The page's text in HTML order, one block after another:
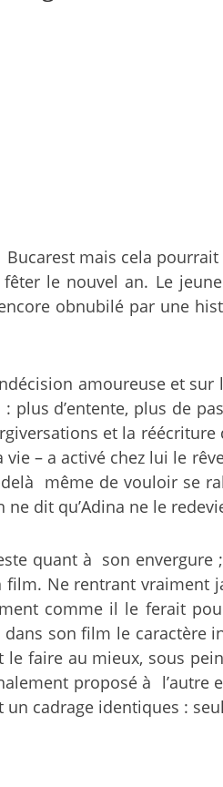
Bucarest mais cela
le nouvel an. Le
obnubilé par une
amoureuse et
d’entente, plus de
et la
– a activé chez lui le
même de vouloir se
dit qu’Adina ne le
quant à son envergure ;
Ne rentrant
comme il le ferait
son film le caractère
faire au mieux, sous
proposé à
cadrage identiques :